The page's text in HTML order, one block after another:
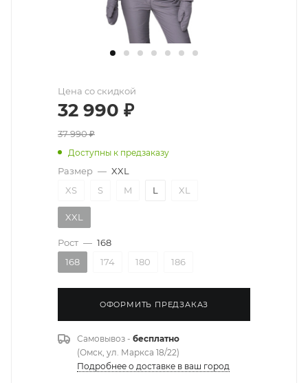
Цена со скидкой
32 990 ₽
37 990₽
Доступны к предзаказу
Размер — XXL
XS
S M L XL
XXL
Рост — 168
168
174 180 186
ОФОРМИТЬ ПРЕДЗАКАЗ
Самовывоз - бесплатно
(Омск, ул. Маркса 18/22)
Подробнее о доставке в ваш город